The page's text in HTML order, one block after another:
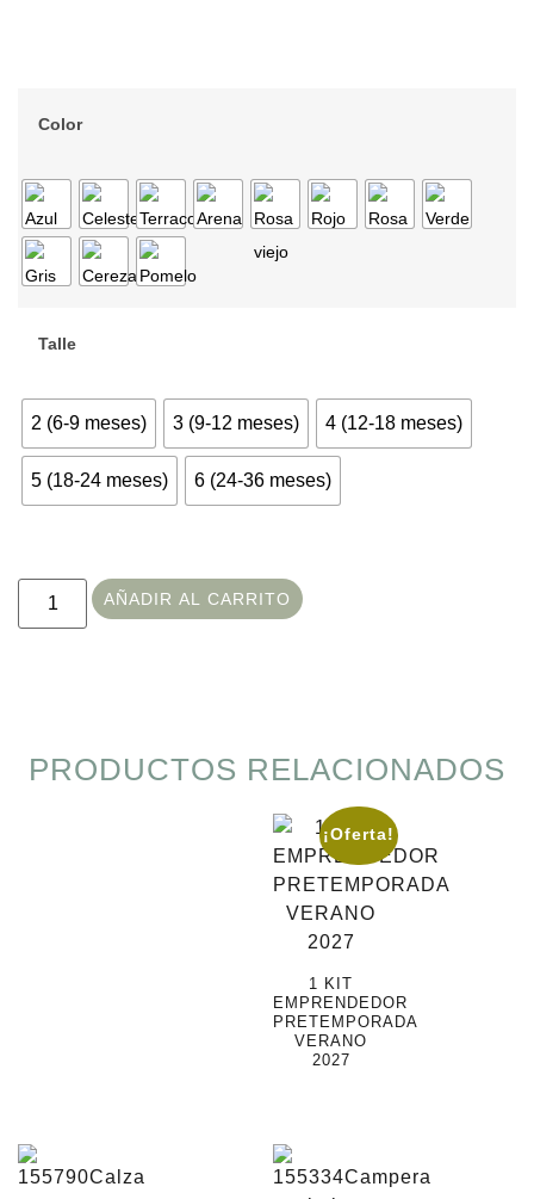
Color
Talle
2 (6-9 meses) 3 (9-12 meses) 4 (12-18 meses)
5 (18-24 meses) 6 (24-36 meses)
AÑADIR AL CARRITO
PRODUCTOS RELACIONADOS
¡Oferta!
1 KIT
EMPRENDEDOR
PRETEMPORADA
VERANO
2027